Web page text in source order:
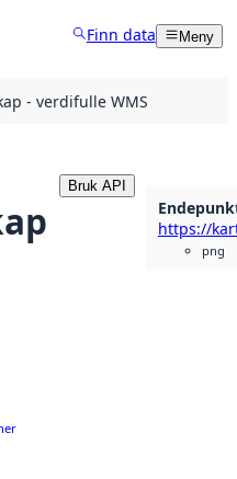
Finn data Meny
- verdifulle WMS
Bruk API
png